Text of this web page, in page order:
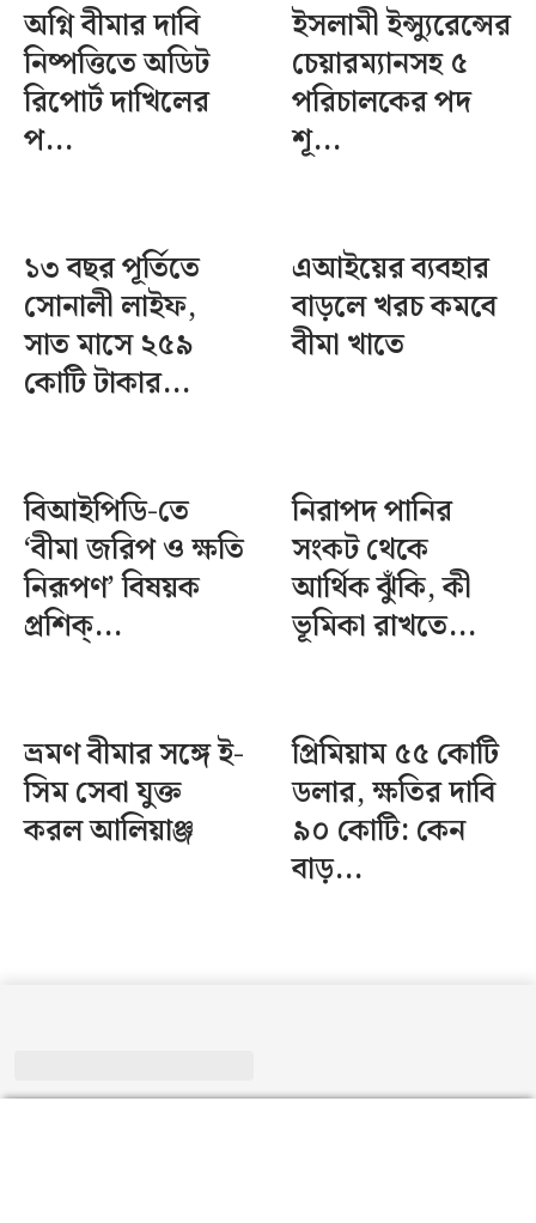
অগ্নি বীমার দাবি
নিষ্পত্তিতে অডিট
রিপোর্ট দাখিলের
প...
ইসলামী ইন্স্যুরেন্সের
চেয়ারম্যানসহ ৫
পরিচালকের পদ
শূ...
১৩ বছর পূর্তিতে
সোনালী লাইফ,
সাত মাসে ২৫৯
কোটি টাকার...
এআইয়ের ব্যবহার
বাড়লে খরচ কমবে
বীমা খাতে
বিআইপিডি-তে
‘বীমা জরিপ ও ক্ষতি
নিরূপণ’ বিষয়ক
প্রশিক্...
নিরাপদ পানির
সংকট থেকে
আর্থিক ঝুঁকি, কী
ভূমিকা রাখতে...
ভ্রমণ বীমার সঙ্গে ই-
সিম সেবা যুক্ত
করল আলিয়াঞ্জ
প্রিমিয়াম ৫৫ কোটি
ডলার, ক্ষতির দাবি
৯০ কোটি: কেন
বাড়...